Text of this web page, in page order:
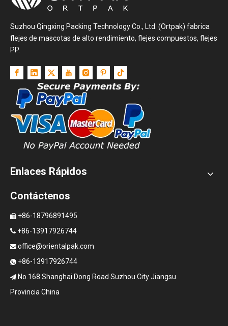
Suzhou Qingxing Packing Technology Co., Ltd. (Ortpak) fabrica
flejes de mascotas de alto rendimiento, flejes compuestos, flejes
PP.
Enlaces Rápidos
Contáctenos
 +86-18796891495
 +86-13917926744
 office@orientalpak.com
 +86-13917926744
 No.168 Shanghai Dong Road Suzhou City Jiangsu
Provincia China